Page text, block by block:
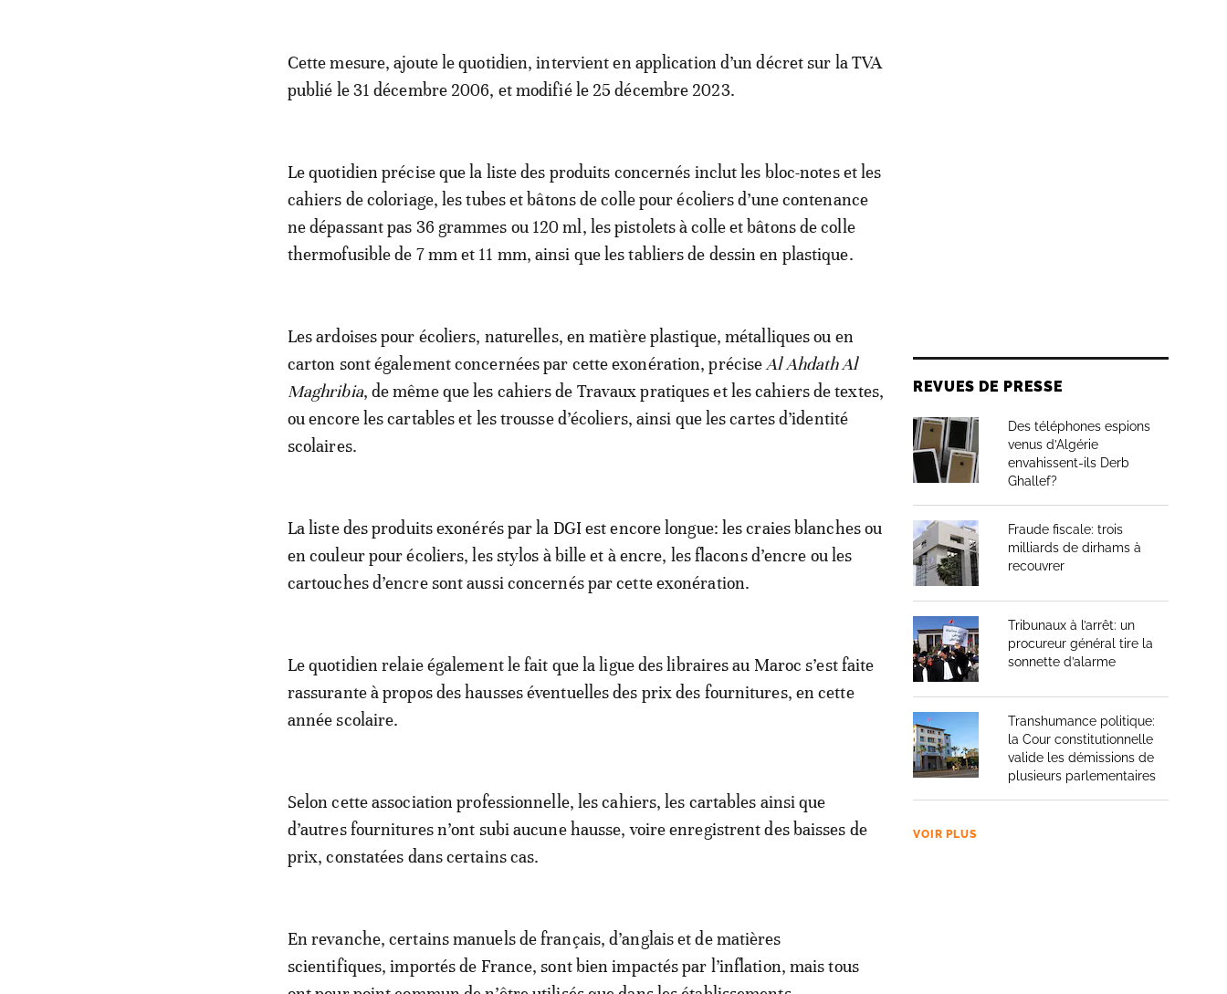
Cette mesure, ajoute le quotidien, intervient en application d’un décret sur la TVA
publié le 31 décembre 2006, et modifié le 25 décembre 2023.
Le quotidien précise que la liste des produits concernés inclut les bloc-notes et les
cahiers de coloriage, les tubes et bâtons de colle pour écoliers d’une contenance
ne dépassant pas 36 grammes ou 120 ml, les pistolets à colle et bâtons de colle
thermofusible de 7 mm et 11 mm, ainsi que les tabliers de dessin en plastique.
Les ardoises pour écoliers, naturelles, en matière plastique, métalliques ou en
carton sont également concernées par cette exonération, précise Al Ahdath Al
Maghribia, de même que les cahiers de Travaux pratiques et les cahiers de textes,
ou encore les cartables et les trousse d’écoliers, ainsi que les cartes d’identité
scolaires.
La liste des produits exonérés par la DGI est encore longue: les craies blanches ou
en couleur pour écoliers, les stylos à bille et à encre, les flacons d’encre ou les
cartouches d’encre sont aussi concernés par cette exonération.
Le quotidien relaie également le fait que la ligue des libraires au Maroc s’est faite
rassurante à propos des hausses éventuelles des prix des fournitures, en cette
année scolaire.
Selon cette association professionnelle, les cahiers, les cartables ainsi que
d’autres fournitures n’ont subi aucune hausse, voire enregistrent des baisses de
prix, constatées dans certains cas.
En revanche, certains manuels de français, d’anglais et de matières
scientifiques, importés de France, sont bien impactés par l’inflation, mais tous
REVUES DE PRESSE
Des téléphones espions
venus d’Algérie
envahissent-ils Derb
Ghallef?
Fraude fiscale: trois
milliards de dirhams à
recouvrer
Tribunaux à l’arrêt: un
procureur général tire la
sonnette d’alarme
Transhumance politique:
la Cour constitutionnelle
valide les démissions de
plusieurs parlementaires
VOIR PLUS